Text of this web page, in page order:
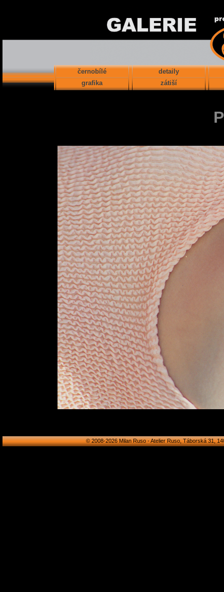
černobílé
detaily
grafika
zátiší
© 2008-2026 Milan Ruso - Atelier Ruso, Táborská 31,